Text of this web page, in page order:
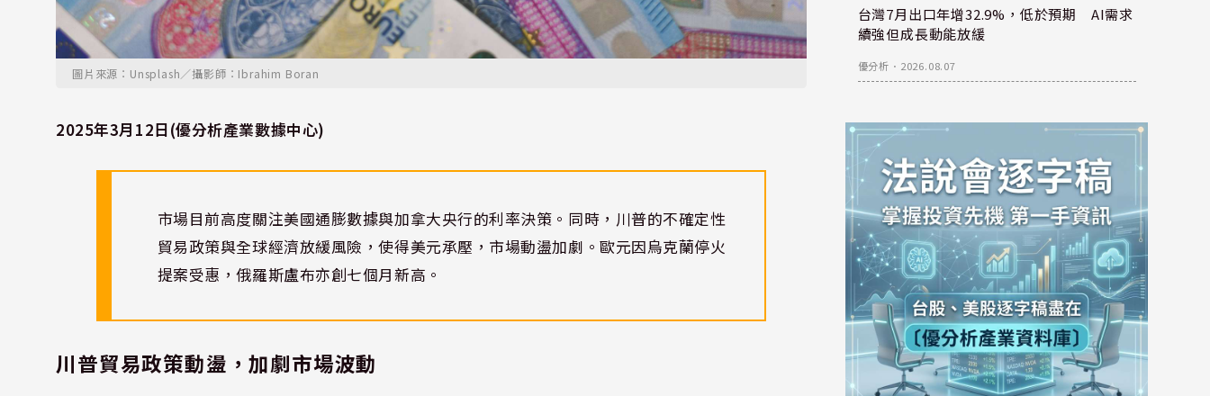
圖片來源：Unsplash／攝影師：Ibrahim Boran
2025年3月12日(優分析產業數據中心)
市場目前高度關注美國通膨數據與加拿大央行的利率決策。同時，川普的不確定性
貿易政策與全球經濟放緩風險，使得美元承壓，市場動盪加劇。歐元因烏克蘭停火
提案受惠，俄羅斯盧布亦創七個月新高。
川普貿易政策動盪，加劇市場波動
台灣7月出口年增32.9%，低於預期 AI需求
續強但成長動能放緩
優分析 ． 2026.08.07